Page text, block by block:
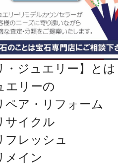
・ジュエリー】とは
エリーの
ペア・リフォーム
サイクル
フレッシュ
メイン